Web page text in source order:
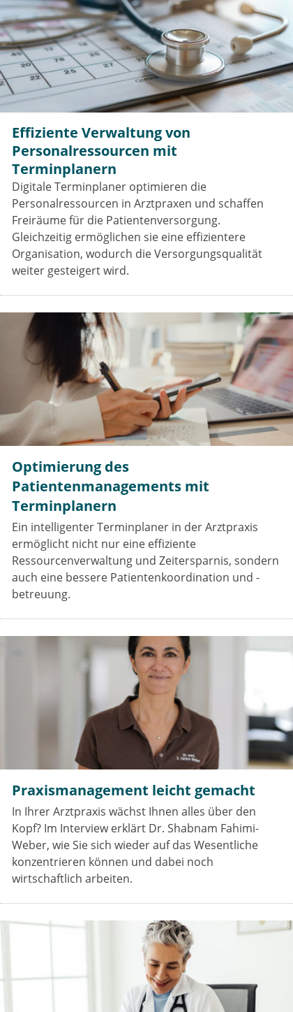
Effiziente Verwaltung von
Personalressourcen mit
Terminplanern
Digitale Terminplaner optimieren die
Personalressourcen in Arztpraxen und schaffen
Freiräume für die Patientenversorgung.
Gleichzeitig ermöglichen sie eine effizientere
Organisation, wodurch die Versorgungsqualität
weiter gesteigert wird.
Optimierung des
Patientenmanagements mit
Terminplanern
Ein intelligenter Terminplaner in der Arztpraxis
ermöglicht nicht nur eine effiziente
Ressourcenverwaltung und Zeitersparnis, sondern
auch eine bessere Patientenkoordination und -
betreuung.
Praxismanagement leicht gemacht
In Ihrer Arztpraxis wächst Ihnen alles über den
Kopf? Im Interview erklärt Dr. Shabnam Fahimi-
Weber, wie Sie sich wieder auf das Wesentliche
konzentrieren können und dabei noch
wirtschaftlich arbeiten.